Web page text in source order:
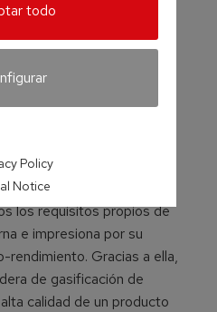
de
kW
al mercado un
los requisitos propios de
e impresiona por su
rendimiento. Gracias a ella,
de gasificación de
calidad de un producto
todo
Policy
Notice